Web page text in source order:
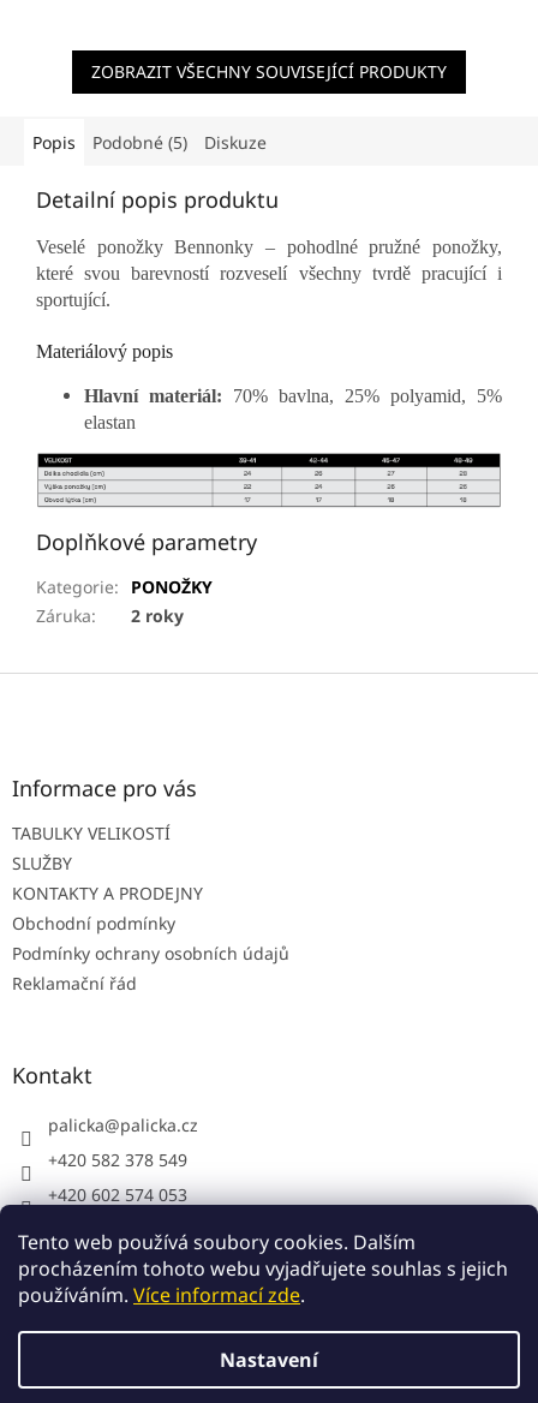
Tento web používá soubory cookies. Dalším
procházením tohoto webu vyjadřujete souhlas s jejich
používáním. Více informací zde.
Nastavení
ZOBRAZIT VŠECHNY SOUVISEJÍCÍ PRODUKTY
Popis Podobné (5) Diskuze
Detailní popis produktu
Veselé ponožky Bennonky – pohodlné pružné ponožky,
které svou barevností rozveselí všechny tvrdě pracující i
sportující.
Materiálový popis
Hlavní materiál: 70% bavlna, 25% polyamid, 5%
elastan
Doplňkové parametry
Kategorie:
PONOŽKY
Záruka: 2 roky
Z
Informace pro vás
TABULKY VELIKOSTÍ
SLUŽBY
KONTAKTY A PRODEJNY
Obchodní podmínky
Podmínky ochrany osobních údajů
Reklamační řád
Kontakt
palicka@palicka.cz
+420 582 378 549
+420 602 574 053
Palička s.r.o. - pracovní oděvy